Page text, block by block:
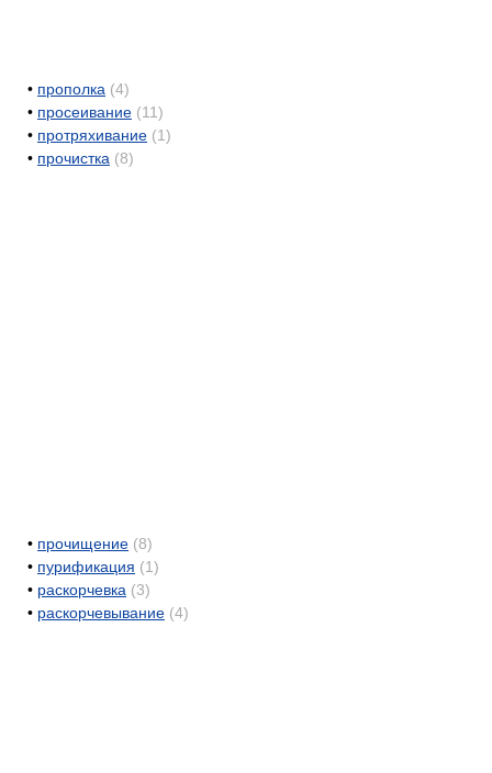
• прополка (4)
• просеивание (11)
• протряхивание (1)
• прочистка (8)
• прочищение (8)
• пурификация (1)
• раскорчевка (3)
• раскорчевывание (4)